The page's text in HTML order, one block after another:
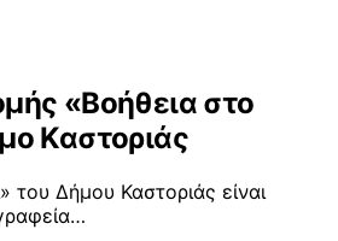
«Βοήθεια στο
Καστοριάς
του Δήμου Καστοριάς είναι